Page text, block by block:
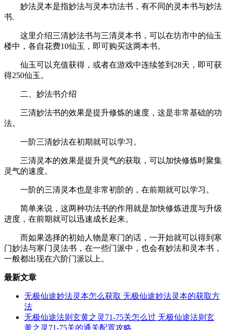
妙法灵本是指妙法与灵本功法书，有不同的灵本书与妙法
书.
这里介绍三清妙法书与三清灵本书，可以在坊市中的仙玉
楼中，各自花费10仙玉，即可购买这两本书。
仙玉可以充值获得，或者在游戏中连续签到28天，即可获
得250仙玉。
二、妙法书介绍
三清妙法书的效果是提升修炼的速度，这是非常基础的功
法。
一阶三清妙法在初期就可以学习。
三清灵本的效果是提升灵气的获取，可以加快修炼时聚集
灵气的速度。
一阶的三清灵本也是非常初阶的，在前期就可以学习。
简单来说，这两种功法书的作用就是加快修炼进度与升级
进度，在前期就可以迅速成长起来。
而如果选择的初始人物是寒门的话，一开始就可以得到寒
门妙法与寒门灵法书，在一些门派中，也会有妙法和灵本书，
一般都出现在六阶门派以上。
最新文章
无极仙途妙法灵本怎么获取 无极仙途妙法灵本的获取方
法
无极仙途法则玄黄之灵71-75关怎么过 无极仙途法则玄
黄之灵71-75关的通关配置攻略